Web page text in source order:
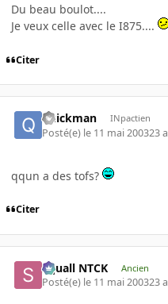
Du beau boulot....
Je veux celle avec le I875....
Citer
quickman INpactien
Posté(e) le 11 mai 200323 a
qqun a des tofs?
Citer
Squall NTCK Ancien
Posté(e) le 11 mai 200323 a